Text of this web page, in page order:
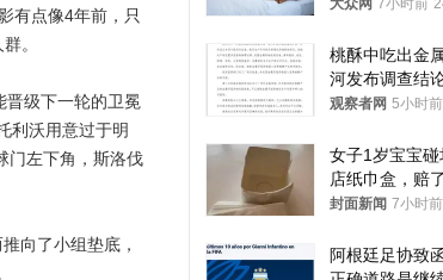
有点像4年前，只
。
级下一轮的卫冕
利沃用意过于明
门左下角，斯洛伐
向了小组垫底，
大众网 7小时前
桃酥中吃出金
河发布调查结
澄清，所发视
观察者网 5小时前
女子1岁宝宝
店纸巾盒，赔
帖吐槽后酒店
封面新闻 7小时前
阿根廷足协致